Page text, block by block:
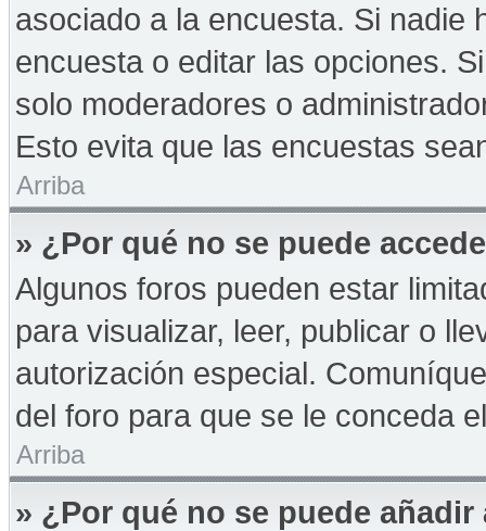
asociado a la encuesta. Si nadie
encuesta o editar las opciones.
solo moderadores o
Esto evita que las encuestas
Arriba
» ¿Por qué no se puede
Algunos foros pueden estar
para visualizar, leer, publicar o
autorización especial.
del foro para que se le conceda
Arriba
» ¿Por qué no se puede